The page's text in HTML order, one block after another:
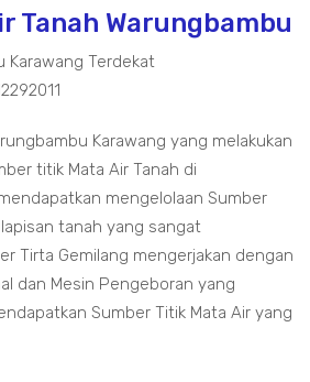
Tanah Warungbambu
Karawang Terdekat
Karawang yang melakukan
titik Mata Air Tanah di
mengelolaan Sumber
tanah yang sangat
Tirta Gemilang mengerjakan dengan
dan Mesin Pengeboran yang
Sumber Titik Mata Air yang